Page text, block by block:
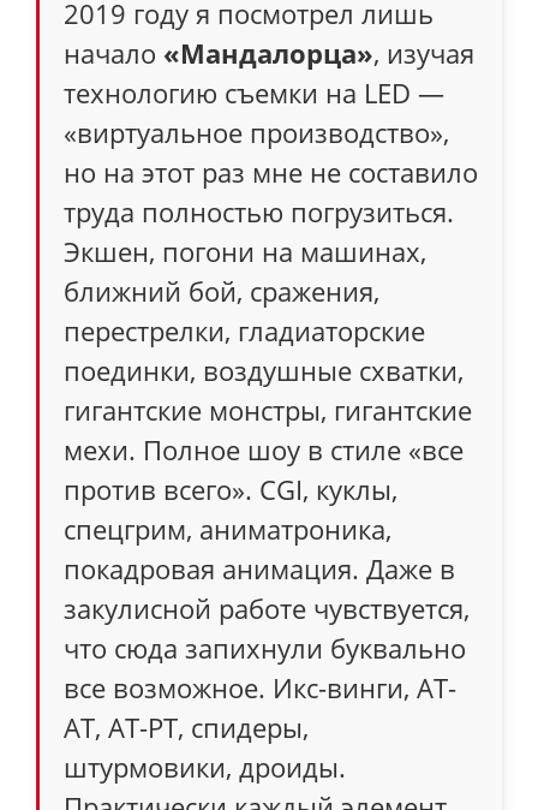
2019 году я посмотрел лишь
начало «Мандалорца», изучая
технологию съемки на LED —
«виртуальное производство»,
но на этот раз мне не составило
труда полностью погрузиться.
Экшен, погони на машинах,
ближний бой, сражения,
перестрелки, гладиаторские
поединки, воздушные схватки,
гигантские монстры, гигантские
мехи. Полное шоу в стиле «все
против всего». CGI, куклы,
спецгрим, аниматроника,
покадровая анимация. Даже в
закулисной работе чувствуется,
что сюда запихнули буквально
все возможное. Икс-винги, АТ-
АТ, АТ-РТ, спидеры,
штурмовики, дроиды.